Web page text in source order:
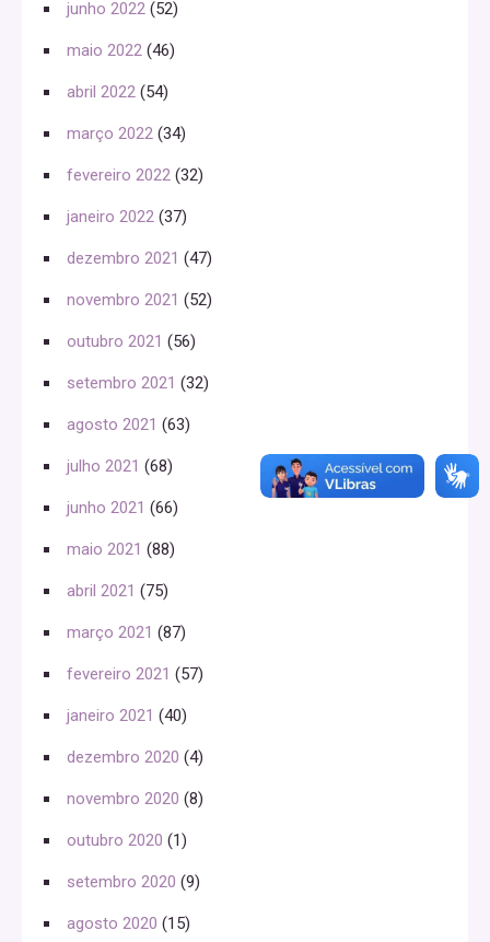
junho 2022 (52)
maio 2022 (46)
abril 2022 (54)
março 2022 (34)
fevereiro 2022 (32)
janeiro 2022 (37)
dezembro 2021 (47)
novembro 2021 (52)
outubro 2021 (56)
setembro 2021 (32)
agosto 2021 (63)
julho 2021 (68)
junho 2021 (66)
maio 2021 (88)
abril 2021 (75)
março 2021 (87)
fevereiro 2021 (57)
janeiro 2021 (40)
dezembro 2020 (4)
novembro 2020 (8)
outubro 2020 (1)
setembro 2020 (9)
agosto 2020 (15)